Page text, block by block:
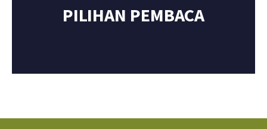
PILIHAN PEMBACA